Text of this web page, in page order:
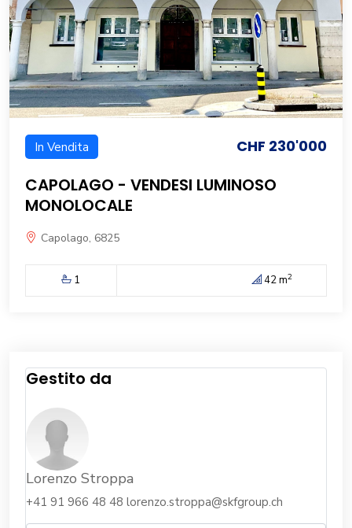
In Vendita CHF 230'000
CAPOLAGO - VENDESI LUMINOSO
MONOLOCALE
Capolago, 6825
1 42 m2
Gestito da
Lorenzo Stroppa
+41 91 966 48 48 lorenzo.stroppa@skfgroup.ch